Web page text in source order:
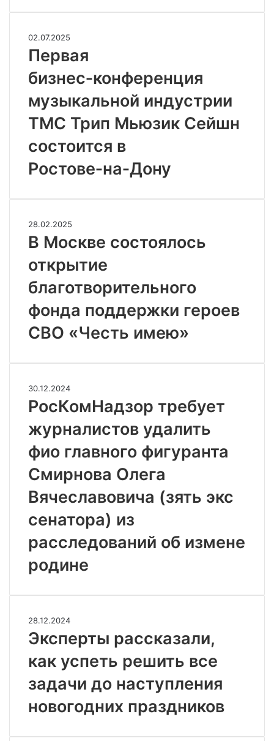
факты
Первая
бизнес‑конференция
музыкальной
индустрии
Трип
Сейшн
в
Ростове‑на‑Дону
02.07.2025
Первая
бизнес‑конференция
музыкальной индустрии
ТМС Трип Мьюзик Сейшн
состоится в
Ростове‑на‑Дону
В
Москве
состоялось
открытие
благотворительного
фонда
героев
СВО
«Честь
28.02.2025
В Москве состоялось
открытие
благотворительного
фонда поддержки героев
СВО «Честь имею»
РосКомНадзор
требует
журналистов
удалить
главного
Смирнова
Олега
Вячеславовича
(зять
экс
сенатора)
из
расследований
измене
30.12.2024
РосКомНадзор требует
журналистов удалить
фио главного фигуранта
Смирнова Олега
Вячеславовича (зять экс
сенатора) из
расследований об измене
родине
Эксперты
рассказали,
как
успеть
все
до
новогодних
28.12.2024
Эксперты рассказали,
как успеть решить все
задачи до наступления
новогодних праздников